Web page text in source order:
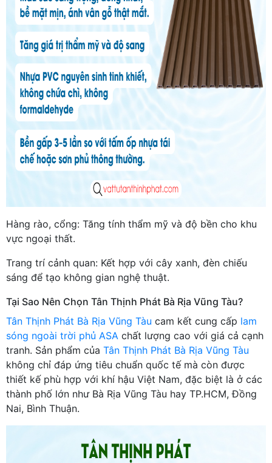
Hàng rào, cổng: Tăng tính thẩm mỹ và độ bền cho khu
vực ngoại thất.
Trang trí cảnh quan: Kết hợp với cây xanh, đèn chiếu
sáng để tạo không gian nghệ thuật.
Tại Sao Nên Chọn Tân Thịnh Phát Bà Rịa Vũng Tàu?
Tân Thịnh Phát Bà Rịa Vũng Tàu cam kết cung cấp lam
sóng ngoài trời phủ ASA chất lượng cao với giá cả cạnh
tranh. Sản phẩm của Tân Thịnh Phát Bà Rịa Vũng Tàu
không chỉ đáp ứng tiêu chuẩn quốc tế mà còn được
thiết kế phù hợp với khí hậu Việt Nam, đặc biệt là ở các
thành phố lớn như Bà Rịa Vũng Tàu hay TP.HCM, Đồng
Nai, Bình Thuận.